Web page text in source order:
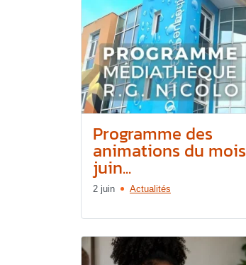
Programme des
animations du mois
juin...
2 juin Actualités